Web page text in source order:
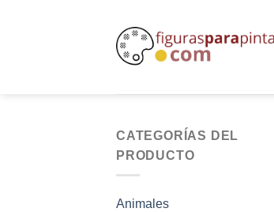
CATEGORÍAS DEL
PRODUCTO
Animales